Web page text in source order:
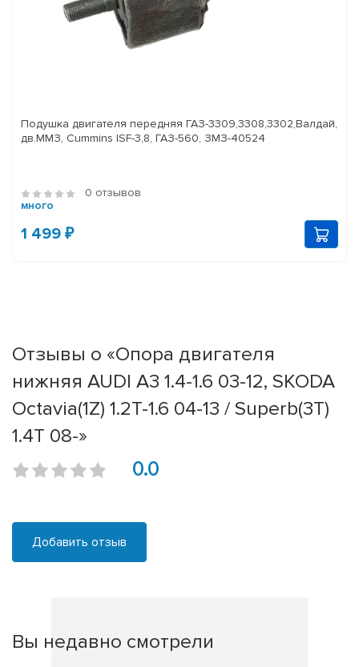
Подушка двигателя передняя ГАЗ-3309,3308,3302,Валдай,
дв.ММЗ, Cummins ISF-3,8, ГАЗ-560, ЗМЗ-40524
0 отзывов
много
1 499 ₽
Отзывы о «Опора двигателя
нижняя AUDI A3 1.4-1.6 03-12, SKODA
Octavia(1Z) 1.2T-1.6 04-13 / Superb(3T)
1.4T 08-»
0.0
Добавить отзыв
Вы недавно смотрели